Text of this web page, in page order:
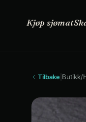
sjømat
Tilbake Butikk/
Kjøp sjømat